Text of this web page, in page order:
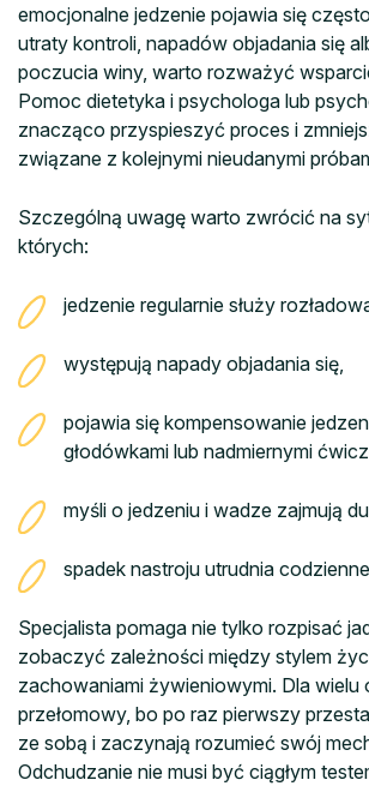
emocjonalne jedzenie pojawia się
utraty kontroli, napadów objadania się
poczucia winy, warto rozważyć
Pomoc dietetyka i psychologa lub
znacząco przyspieszyć proces i
związane z kolejnymi nieudanymi
Szczególną uwagę warto zwrócić na
których:
jedzenie regularnie służy
występują napady objadania się,
pojawia się kompensowanie
głodówkami lub nadmiernymi
myśli o jedzeniu i wadze zajmują
spadek nastroju utrudnia
Specjalista pomaga nie tylko rozpisać
zobaczyć zależności między stylem
zachowaniami żywieniowymi. Dla wielu
przełomowy, bo po raz pierwszy
ze sobą i zaczynają rozumieć swój
Odchudzanie nie musi być ciągłym